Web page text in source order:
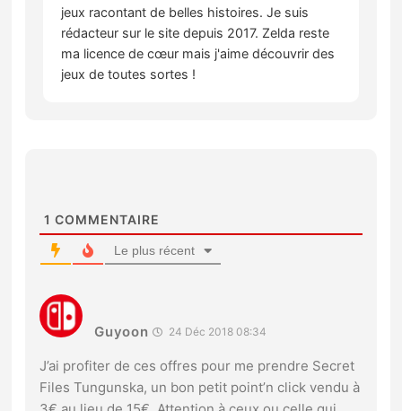
jeux racontant de belles histoires. Je suis
rédacteur sur le site depuis 2017. Zelda reste
ma licence de cœur mais j'aime découvrir des
jeux de toutes sortes !
1 COMMENTAIRE
Le plus récent
Guyoon 24 Déc 2018 08:34
J’ai profiter de ces offres pour me prendre Secret
Files Tungunska, un bon petit point’n click vendu à